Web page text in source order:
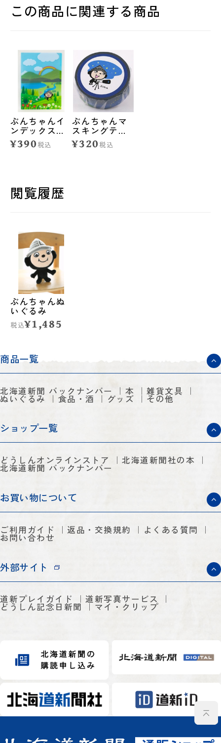
この商品に関連する商品
ぶんちゃんイ
ンデックス付
きクリアファ
イル<自然>
¥390 税込
ぶんちゃんマ
スキングテー
プ<星空>
¥320 税込
閲覧履歴
ぶんちゃんぬ
いぐるみ
税込¥1,485
商品一覧
北海道新聞 バックナンバー 本 雑貨文具
ぬいぐるみ 食品・酒 グッズ その他
ショップ一覧
どうしんオンラインストア 北海道新聞社の本
北海道新聞 バックナンバー
お買い物について
ご利用ガイド 返品・交換規約 よくある質問
お問い合わせ
外部サイト
道新プレイガイド 道新写真サービス
どうしん記念日新聞 マイ・クリップ